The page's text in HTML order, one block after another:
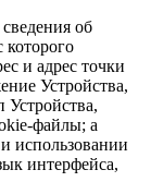
об
которого
и адрес точки
Устройства,
Устройства,
файлы; а
использовании
интерфейса,